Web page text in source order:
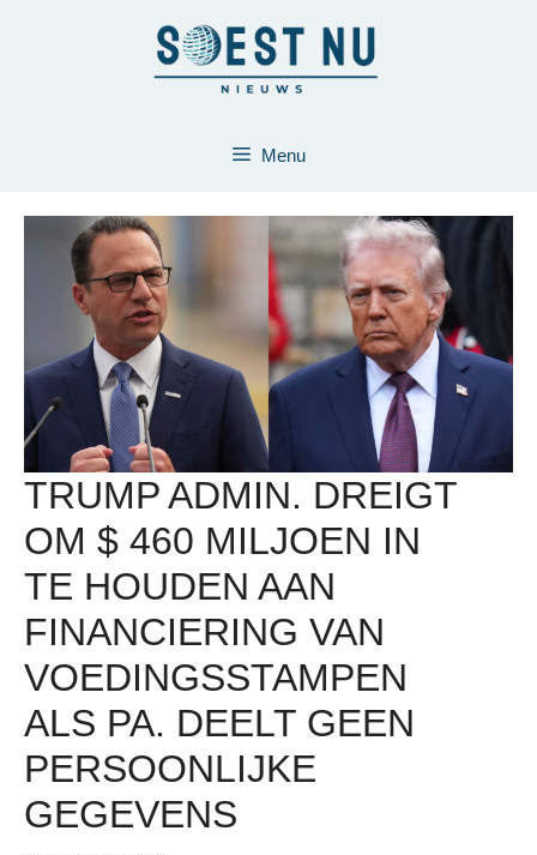
Menu
TRUMP ADMIN. DREIGT
OM $ 460 MILJOEN IN
TE HOUDEN AAN
FINANCIERING VAN
VOEDINGSSTAMPEN
ALS PA. DEELT GEEN
PERSOONLIJKE
GEGEVENS